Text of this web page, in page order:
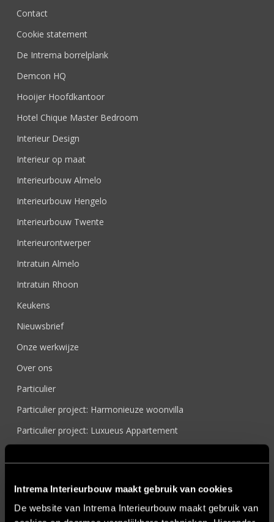
Intrema Interieurbouw maakt gebruik van cookies
De website van Intrema Interieurbouw maakt gebruik van
Contact
Cookie statement
De Intrema borrelplank
Demcon HQ
Hooijer Hoofdkantoor
Hotel Chique Master Bedroom
Interieur Design
Interieur op maat
Interieurbouw Almelo
Interieurbouw Hengelo
Interieurbouw Twente
Interieurontwerper
Intratuin Almelo
Intratuin Rhoon
Keukens
Nieuwsbrief
Onze werkwijze
Over ons
Particulier
Particulier project: Harmonieuze woonvilla
Particulier project: Luxueus Appartement
Particulier project: Stijlvolle Woonvilla
Particulier project: Woonvilla met exclusief maatwerk